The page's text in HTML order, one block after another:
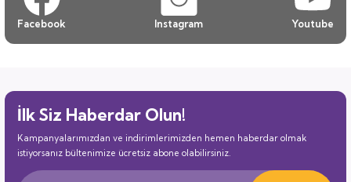
Facebook Instagram Youtube
İlk Siz Haberdar Olun!
Kampanyalarımızdan ve indirimlerimizden hemen haberdar olmak
istiyorsanız bültenimize ücretsiz abone olabilirsiniz.